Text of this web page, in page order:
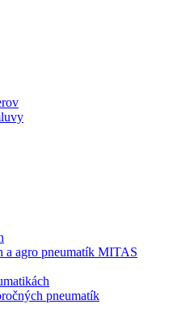
a agro pneumatík MITAS
pneumatík